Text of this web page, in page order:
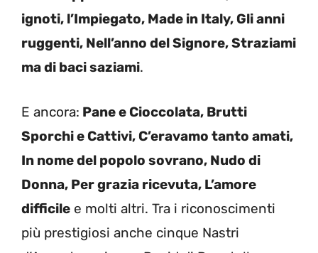
ignoti, l’Impiegato, Made in Italy, Gli anni
ruggenti, Nell’anno del Signore, Straziami
ma di baci saziami.
E ancora: Pane e Cioccolata, Brutti
Sporchi e Cattivi, C’eravamo tanto amati,
In nome del popolo sovrano, Nudo di
Donna, Per grazia ricevuta, L’amore
difficile e molti altri. Tra i riconoscimenti
più prestigiosi anche cinque Nastri